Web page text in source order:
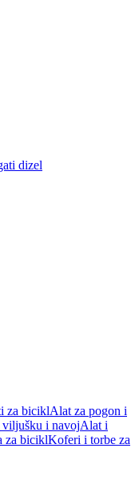
dizel
za biciklAlat za pogon i
viljušku i navojAlat i
za biciklKoferi i torbe za